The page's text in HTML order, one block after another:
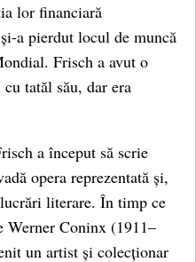
lor financiară
a pierdut locul de muncă
Frisch a avut o
tatăl său, dar era
a început să scrie
opera reprezentată și,
literare. În timp ce
Werner Coninx (1911–
un artist și colecționar